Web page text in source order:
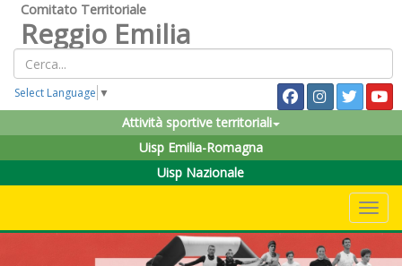
Comitato Territoriale
Reggio Emilia
Select Language ▼
Attività sportive territoriali
Uisp Emilia-Romagna
Uisp Nazionale